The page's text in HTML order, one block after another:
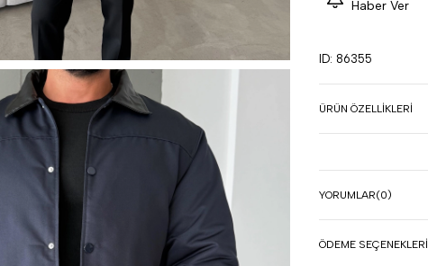
Haber Ver
ID: 86355
ÜRÜN ÖZELLIKLERI
YORUMLAR(0)
ÖDEME SEÇENEKLERI